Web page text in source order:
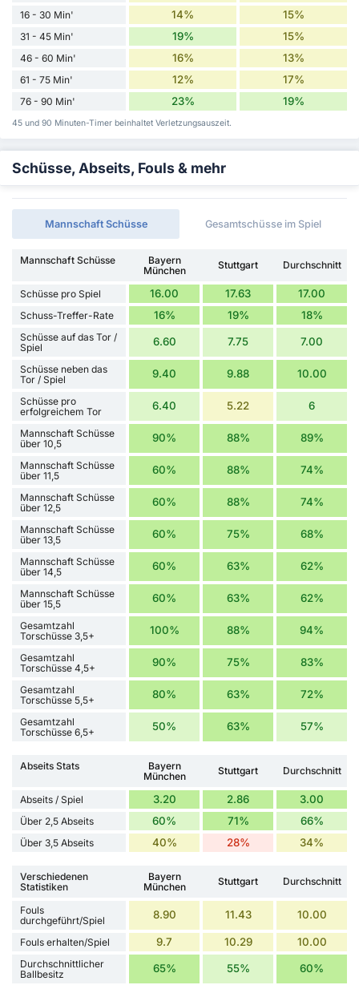
16 - 30 Min' 14% 15%
31 - 45 Min' 19% 15%
46 - 60 Min' 16% 13%
61 - 75 Min' 12% 17%
76 - 90 Min' 23% 19%
45 und 90 Minuten-Timer beinhaltet Verletzungsauszeit.
Schüsse, Abseits, Fouls & mehr
Mannschaft Schüsse Gesamtschüsse im Spiel
Mannschaft Schüsse
Bayern
München
Stuttgart Durchschnitt
Schüsse pro Spiel 16.00 17.63 17.00
Schuss-Treffer-Rate 16% 19% 18%
Schüsse auf das Tor /
Spiel
6.60 7.75 7.00
Schüsse neben das
Tor / Spiel
9.40 9.88 10.00
Schüsse pro
erfolgreichem Tor
6.40 5.22 6
Mannschaft Schüsse
über 10,5
90% 88% 89%
Mannschaft Schüsse
über 11,5
60% 88% 74%
Mannschaft Schüsse
über 12,5
60% 88% 74%
Mannschaft Schüsse
über 13,5
60% 75% 68%
Mannschaft Schüsse
über 14,5
60% 63% 62%
Mannschaft Schüsse
über 15,5
60% 63% 62%
Gesamtzahl
Torschüsse 3,5+
100% 88% 94%
Gesamtzahl
Torschüsse 4,5+
90% 75% 83%
Gesamtzahl
Torschüsse 5,5+
80% 63% 72%
Gesamtzahl
Torschüsse 6,5+
50% 63% 57%
Abseits Stats
Bayern
München
Stuttgart Durchschnitt
Abseits / Spiel 3.20 2.86 3.00
Über 2,5 Abseits 60% 71% 66%
Über 3,5 Abseits 40% 28% 34%
Verschiedenen
Statistiken
Bayern
München
Stuttgart Durchschnitt
Fouls
durchgeführt/Spiel
8.90 11.43 10.00
Fouls erhalten/Spiel 9.7 10.29 10.00
Durchschnittlicher
Ballbesitz
65% 55% 60%